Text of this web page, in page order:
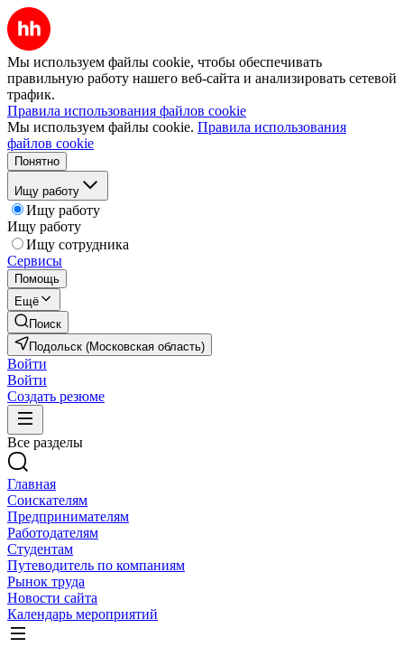
Мы используем файлы cookie, чтобы обеспечивать
правильную работу нашего веб-сайта и анализировать сетевой
трафик.
Правила использования файлов cookie
Мы используем файлы cookie. Правила использования
файлов cookie
Понятно
Ищу работу
Ищу работу
Ищу работу
Ищу сотрудника
Сервисы
Помощь
Ещё
Поиск
Подольск (Московская область)
Войти
Войти
Создать резюме
Все разделы
Главная
Соискателям
Предпринимателям
Работодателям
Студентам
Путеводитель по компаниям
Рынок труда
Новости сайта
Календарь мероприятий